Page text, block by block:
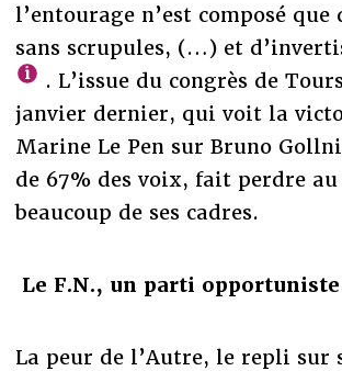
l’entourage n’est composé que
sans scrupules, (…) et
. L’issue du congrès de
janvier dernier, qui voit la
Marine Le Pen sur Bruno
de 67% des voix, fait perdre
beaucoup de ses cadres.
Le F.N., un parti opportuniste
La peur de l’Autre, le repli sur